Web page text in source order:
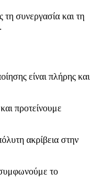
τη συνεργασία και τη
είναι πλήρης και
προτείνουμε
ακρίβεια στην
το